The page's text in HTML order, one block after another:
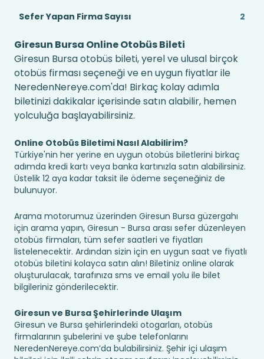
Sefer Yapan Firma Sayısı
2
Giresun Bursa Online Otobüs Bileti
Giresun Bursa otobüs bileti, yerel ve ulusal birçok
otobüs firması seçeneği ve en uygun fiyatlar ile
NeredenNereye.com'da! Birkaç kolay adımla
biletinizi dakikalar içerisinde satın alabilir, hemen
yolculuğa başlayabilirsiniz.
Online Otobüs Biletimi Nasıl Alabilirim?
Türkiye'nin her yerine en uygun otobüs biletlerini birkaç
adımda kredi kartı veya banka kartınızla satın alabilirsiniz.
Üstelik 12 aya kadar taksit ile ödeme seçeneğiniz de
bulunuyor.
Arama motorumuz üzerinden Giresun Bursa güzergahı
için arama yapın, Giresun - Bursa arası sefer düzenleyen
otobüs firmaları, tüm sefer saatleri ve fiyatları
listelenecektir. Ardından sizin için en uygun saat ve fiyatlı
otobüs biletini kolayca satın alın! Biletiniz online olarak
oluşturulacak, tarafınıza sms ve email yolu ile bilet
bilgileriniz gönderilecektir.
Giresun ve Bursa Şehirlerinde Ulaşım
Giresun ve Bursa şehirlerindeki otogarları, otobüs
firmalarının şubelerini ve şube telefonlarını
NeredenNereye.com’da bulabilirsiniz. Şehir içi ulaşım